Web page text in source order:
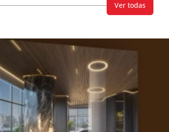
Ver todas